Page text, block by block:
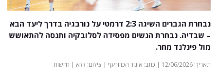
נבחרת הגברים השיגה 2:3 דרמטי על נורבגיה בדרך ליעד הבא
– שבדיה. נבחרת הנשים מפסידה לסלובקיה ותנסה להתאושש
מול פינלנד מחר.
תאריך: 12/06/2026 | כתב: איגוד הכדורעף | צילום: ללא | חדשות